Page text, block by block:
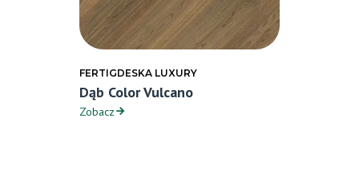
FERTIGDESKA LUXURY
Dąb Color Vulcano
Zobacz